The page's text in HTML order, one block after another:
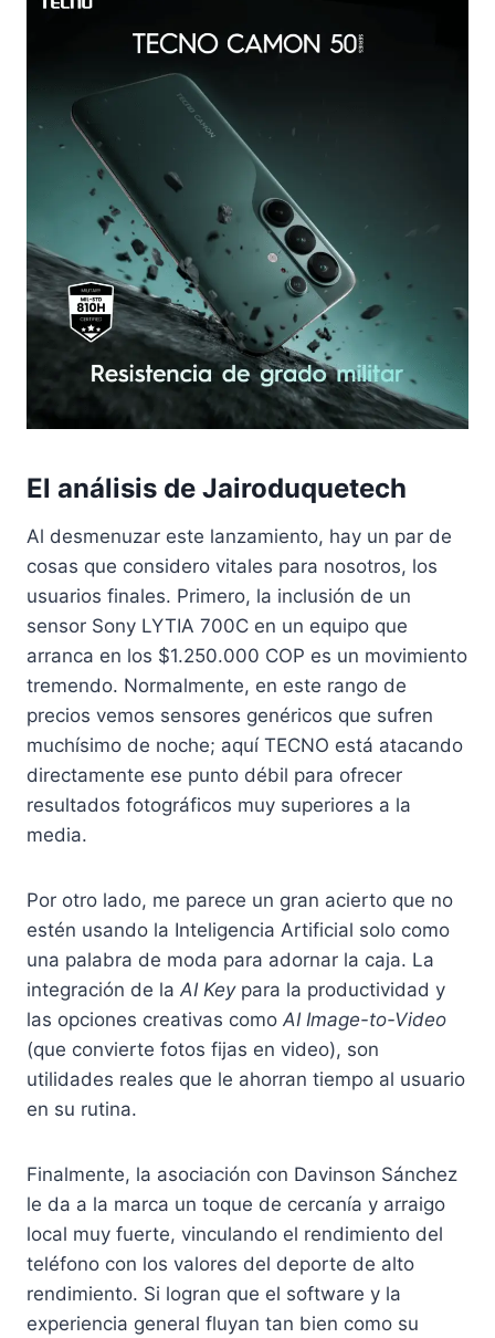
El análisis de Jairoduquetech
Al desmenuzar este lanzamiento, hay un par de
cosas que considero vitales para nosotros, los
usuarios finales. Primero, la inclusión de un
sensor Sony LYTIA 700C en un equipo que
arranca en los $1.250.000 COP es un movimiento
tremendo. Normalmente, en este rango de
precios vemos sensores genéricos que sufren
muchísimo de noche; aquí TECNO está atacando
directamente ese punto débil para ofrecer
resultados fotográficos muy superiores a la
media.
Por otro lado, me parece un gran acierto que no
estén usando la Inteligencia Artificial solo como
una palabra de moda para adornar la caja. La
integración de la AI Keypara la productividad y
las opciones creativas como AI Image-to-Video
(que convierte fotos fijas en video), son
utilidades reales que le ahorran tiempo al usuario
en su rutina.
Finalmente, la asociación con Davinson Sánchez
le da a la marca un toque de cercanía y arraigo
local muy fuerte, vinculando el rendimiento del
teléfono con los valores del deporte de alto
rendimiento. Si logran que el software y la
experiencia general fluyan tan bien como su